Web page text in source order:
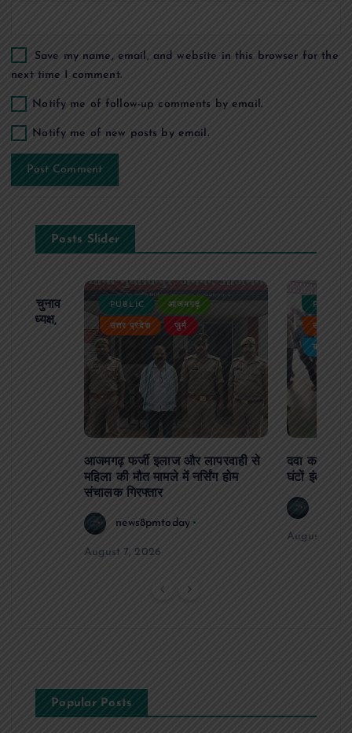
Save my name, email, and website in this browser for the
next time I comment.
Notify me of follow-up comments by email.
Notify me of new posts by email.
Posts Slider
का चुनाव
बने अध्यक्ष,
PUBLIC आजमगढ़
उत्तर प्रदेश जुर्म
आजमगढ़ फर्जी इलाज और लापरवाही से
महिला की मौत मामले में नर्सिंग होम
संचालक गिरफ्तार
news8pmtoday
August 7, 2026
PUBLIC
उत्तर
बड़ी खबर
दवा कक्ष में
घंटों इंतजार
August 6,
Popular Posts